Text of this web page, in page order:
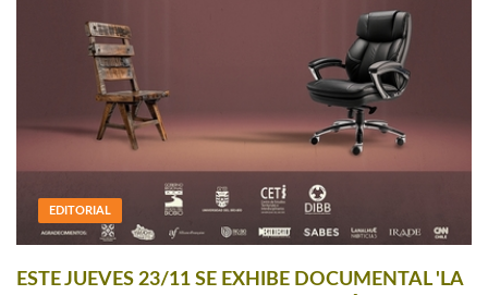
EDITORIAL
ESTE JUEVES 23/11 SE EXHIBE DOCUMENTAL 'LA